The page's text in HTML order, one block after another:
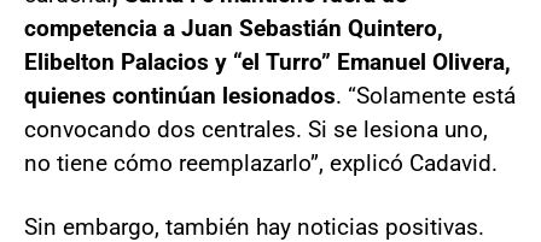
competencia a Juan Sebastián Quintero,
Elibelton Palacios y “el Turro” Emanuel Olivera,
quienes continúan lesionados. “Solamente está
convocando dos centrales. Si se lesiona uno,
no tiene cómo reemplazarlo”, explicó Cadavid.
Sin embargo, también hay noticias positivas.